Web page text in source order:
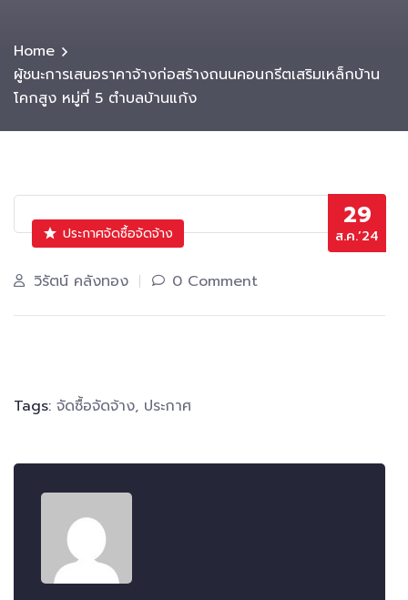
Home
ผู้ชนะการเสนอราคาจ้างก่อสร้างถนนคอนกรีตเสริมเหล็กบ้าน
โคกสูง หมู่ที่ 5 ตำบลบ้านแก้ง
29
ส.ค.’24
ประกาศจัดซื้อจัดจ้าง
วิรัตน์ คลังทอง 0 Comment
Tags: จัดซื้อจัดจ้าง, ประกาศ